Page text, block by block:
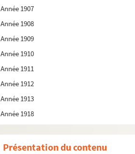
Année 1907
Année 1908
Année 1909
Année 1910
Année 1911
Année 1912
Année 1913
Année 1918
Présentation du contenu